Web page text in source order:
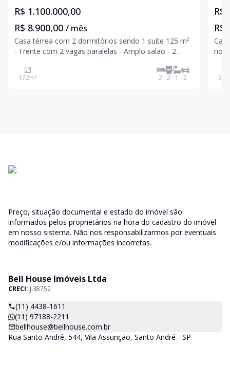
R$ 1.100.000,00
R$ 8.900,00 / mês
Casa térrea com 2 dormitórios sendo 1 suíte 125 m²
- Frente com 2 vagas paralelas - Amplo salão - 2
social - Cozinha - Entrada lateral - 2 vagas paralelas
Sua nobre localização, proporcionará
172m² 2 2 1 2
R$
R$
no
211
Preço, situação documental e estado do imóvel são
informados pelos proprietários na hora do cadastro do imóvel
em nosso sistema. Não nos responsabilizarmos por eventuais
modificações e/ou informações incorretas.
Bell House Imóveis Ltda
CRECI: J 38752
(11) 4438-1611
(11) 97188-2211
bellhouse@bellhouse.com.br
Rua Santo André, 544, Vila Assunção, Santo André - SP